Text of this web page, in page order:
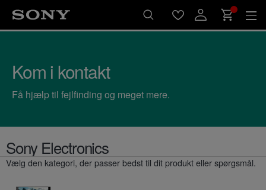
Kom i kontakt
Få hjælp til fejlfinding og meget mere.
Sony Electronics
Vælg den kategori, der passer bedst til dit produkt eller spørgsmål.